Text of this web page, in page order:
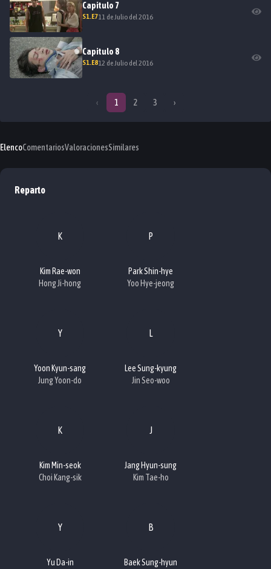
Capitulo 7
S1.E711 de Julio del 2016
Capitulo 8
S1.E812 de Julio del 2016
‹ 1 2 3 ›
ElencoComentariosValoracionesSimilares
Reparto
K
Kim Rae-won
Hong Ji-hong
P
Park Shin-hye
Yoo Hye-jeong
Y
Yoon Kyun-sang
Jung Yoon-do
L
Lee Sung-kyung
Jin Seo-woo
K
Kim Min-seok
Choi Kang-sik
J
Jang Hyun-sung
Kim Tae-ho
Y
Yu Da-in
B
Baek Sung-hyun